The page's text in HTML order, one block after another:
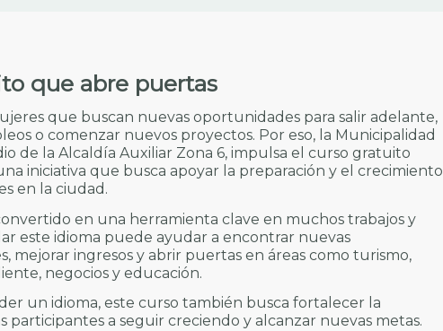
que abre puertas
que buscan nuevas oportunidades para salir adelante,
o comenzar nuevos proyectos. Por eso, la Municipalidad
de la Alcaldía Auxiliar Zona 6, impulsa el curso gratuito
iniciativa que busca apoyar la preparación y el crecimiento
en la ciudad.
en una herramienta clave en muchos trabajos y
este idioma puede ayudar a encontrar nuevas
mejorar ingresos y abrir puertas en áreas como turismo,
negocios y educación.
un idioma, este curso también busca fortalecer la
participantes a seguir creciendo y alcanzar nuevas metas.